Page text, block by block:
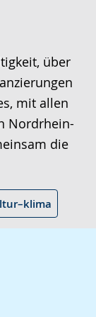
über
mit allen
Nordrhein-
die